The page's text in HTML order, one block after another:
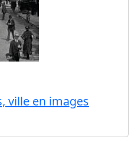
ville en images